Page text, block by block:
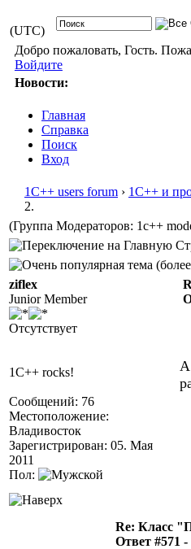
(UTC)
Добро пожаловать, Гость.
Войдите
Новости:
Главная
Справка
Поиск
Вход
1С++ users forum › 1С++ и
2.
(Группа Модераторов: 1c++
ziflex
Junior Member
Отсутствует
1C++ rocks!
Сообщений: 76
Местоположение:
Владивосток
Зарегистрирован: 05. Мая
2011
Пол:
А
Re: Класс
Ответ #571 -